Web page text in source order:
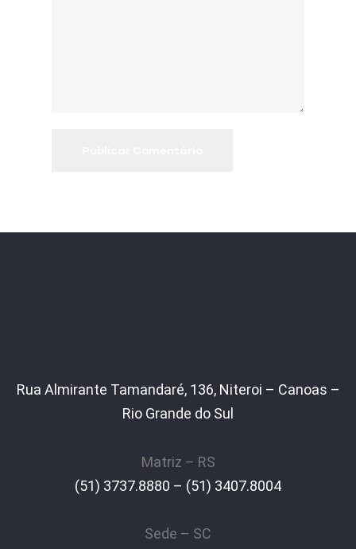
Rua Almirante Tamandaré, 136, Niteroi – Canoas –
Rio Grande do Sul
Matriz – RS
(51) 3737.8880 – (51) 3407.8004
Sede – SC